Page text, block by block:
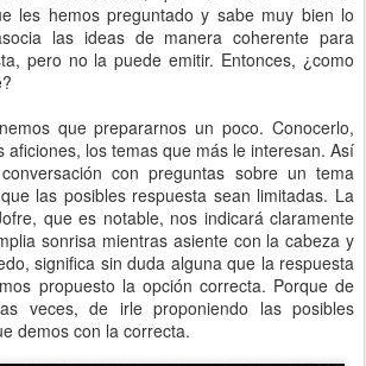
les hemos preguntado y sabe muy bien lo
las ideas de manera coherente para
pero no la puede emitir. Entonces, ¿como
que prepararnos un poco. Conocerlo,
aficiones, los temas que más le interesan. Así
con preguntas sobre un tema
las posibles respuesta sean limitadas. La
que es notable, nos indicará claramente
sonrisa mientras asiente con la cabeza y
significa sin duda alguna que la respuesta
propuesto la opción correcta. Porque de
veces, de irle proponiendo las posibles
demos con la correcta.